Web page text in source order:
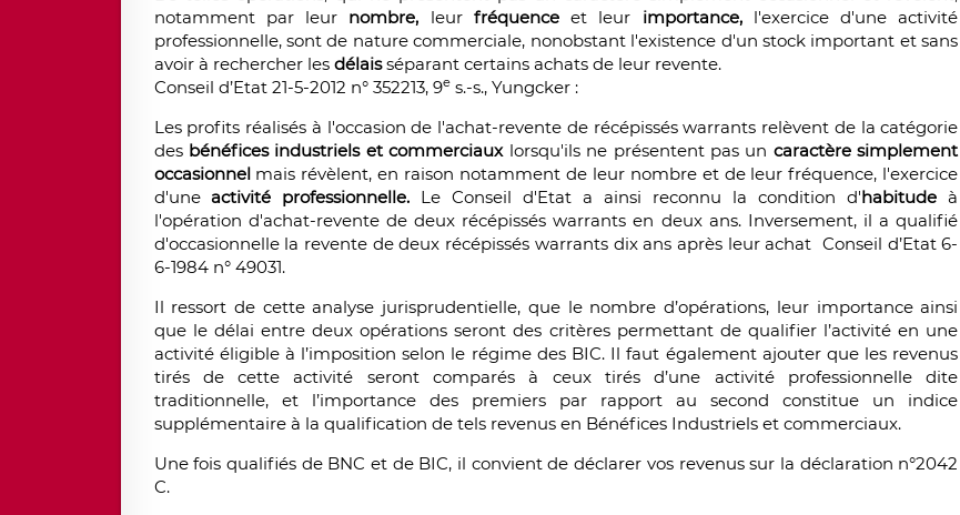
notamment par leur nombre, leur fréquenceet leur importance,l'exercice d'une activité
professionnelle, sont de nature commerciale, nonobstant l'existence d'un stock important et sans
avoir à rechercher les délaisséparant certains achats de leur revente.
Conseil d’Etat 21-5-2012 n° 352213, 9es.-s., Yungcker :
Les profits réalisés à l'occasion de l'achat-revente de récépissés warrants relèvent de la catégorie
des bénéfices industriels et commerciauxlorsqu'ils ne présentent pas un caractère simplement
occasionnelmais révèlent, en raison notamment de leur nombre et de leur fréquence, l'exercice
d'uneactivité professionnelle. Le Conseil d'Etat a ainsi reconnu la condition d'habitude à
l'opération d'achat-revente de deux récépissés warrants en deux ans. Inversement, il a qualifié
d'occasionnelle la revente de deux récépissés warrants dix ans après leur achat Conseil d’Etat 6-
6-1984 n° 49031.
Il ressort de cette analyse jurisprudentielle, que le nombre d’opérations, leur importance ainsi
que le délai entre deux opérations seront des critères permettant de qualifier l’activité en une
activité éligible à l’imposition selon le régime des BIC. Il faut également ajouter que les revenus
tirés de cette activité seront comparés à ceux tirés d’une activité professionnelle dite
traditionnelle, et l’importance des premiers par rapport au second constitue un indice
supplémentaire à la qualification de tels revenus en Bénéfices Industriels et commerciaux.
Une fois qualifiés de BNC et de BIC, il convient de déclarer vos revenus sur la déclaration n°2042
C.